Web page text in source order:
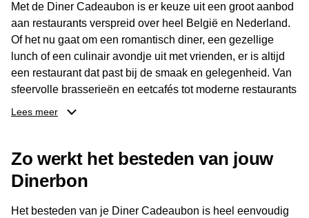
Met de Diner Cadeaubon is er keuze uit een groot aanbod
aan restaurants verspreid over heel België en Nederland.
Of het nu gaat om een romantisch diner, een gezellige
lunch of een culinair avondje uit met vrienden, er is altijd
een restaurant dat past bij de smaak en gelegenheid. Van
sfeervolle brasserieën en eetcafés tot moderne restaurants
en gastronomische locaties: er is voor ieder wat wils.
buurt, bijvoorbeeld in Brussel, Antwerpen, Gent of Brugge.
De ontvanger kiest zelf waar en wanneer er wordt genoten
van deze culinaire ervaring. Zo is de Diner Cadeaubon
niet alleen een diner, maar een bijzondere belevenis.
Lees meer
Zo werkt het besteden van jouw
Dinerbon
Het besteden van je Diner Cadeaubon is heel eenvoudig